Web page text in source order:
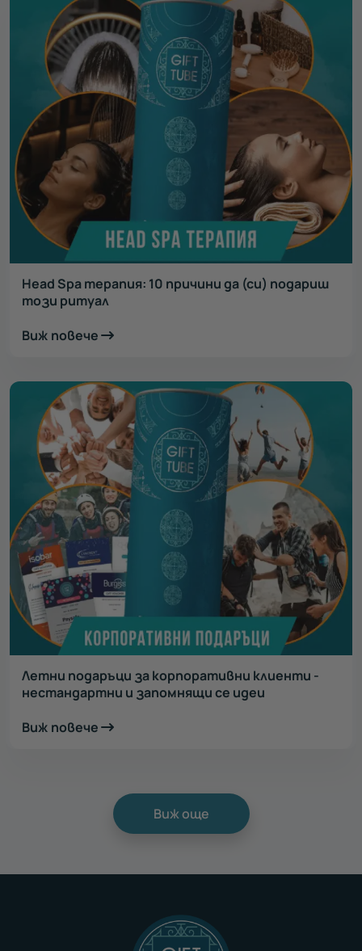
Head Spa терапия: 10 причини да (си) подариш
този ритуал
Виж повече
Летни подаръци за корпоративни клиенти -
нестандартни и запомнящи се идеи
Виж повече
Виж още